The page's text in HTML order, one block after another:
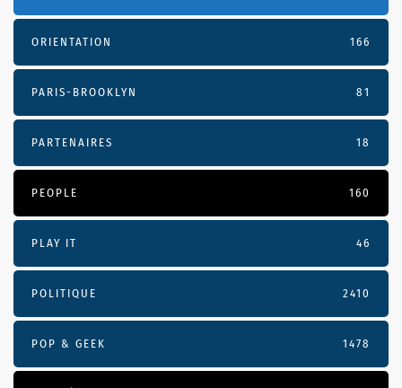
ORIENTATION 166
PARIS-BROOKLYN 81
PARTENAIRES 18
PEOPLE 160
PLAY IT 46
POLITIQUE 2410
POP & GEEK 1478